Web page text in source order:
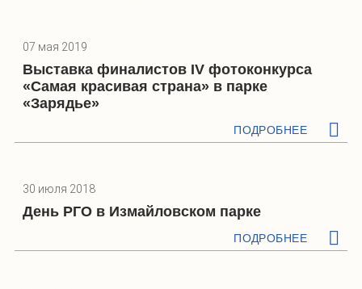
07 мая 2019
Выставка финалистов IV фотоконкурса
«Самая красивая страна» в парке
«Зарядье»
ПОДРОБНЕЕ
30 июля 2018
День РГО в Измайловском парке
ПОДРОБНЕЕ